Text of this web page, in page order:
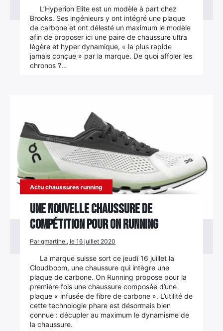
L’Hyperion Elite est un modèle à part chez
Brooks. Ses ingénieurs y ont intégré une plaque
de carbone et ont délesté un maximum le modèle
afin de proposer ici une paire de chaussure ultra
légère et hyper dynamique, « la plus rapide
jamais conçue » par la marque. De quoi affoler les
chronos ?…
Actu chaussures running
Une nouvelle chaussure de
compétition pour On Running
Par gmartine , le 16 juillet 2020
La marque suisse sort ce jeudi 16 juillet la
Cloudboom, une chaussure qui intègre une
plaque de carbone. On Running propose pour la
première fois une chaussure composée d’une
plaque « infusée de fibre de carbone ». L’utilité de
cette technologie phare est désormais bien
connue : décupler au maximum le dynamisme de
la chaussure.